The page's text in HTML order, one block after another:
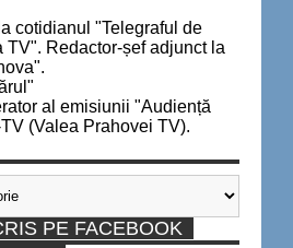
cotidianul "Telegraful de
TV". Redactor-șef adjunct la
al emisiunii "Audiență
(Valea Prahovei TV).
PE FACEBOOK